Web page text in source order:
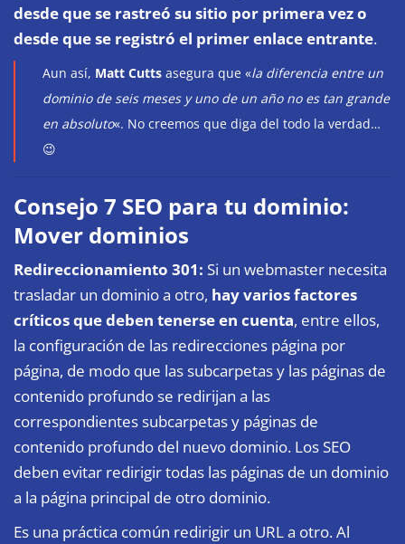
desde que se rastreó su sitio por primera vez o
desde que se registró el primer enlace entrante.
Aun así, Matt Cutts asegura que «la diferencia entre un
dominio de seis meses y uno de un año no es tan grande
en absoluto«. No creemos que diga del todo la verdad…
😉
Consejo 7 SEO para tu dominio:
Mover dominios
Redireccionamiento 301: Si un webmaster necesita
trasladar un dominio a otro, hay varios factores
críticos que deben tenerse en cuenta, entre ellos,
la configuración de las redirecciones página por
página, de modo que las subcarpetas y las páginas de
contenido profundo se redirijan a las
correspondientes subcarpetas y páginas de
contenido profundo del nuevo dominio. Los SEO
deben evitar redirigir todas las páginas de un dominio
a la página principal de otro dominio.
Es una práctica común redirigir un URL a otro. Al